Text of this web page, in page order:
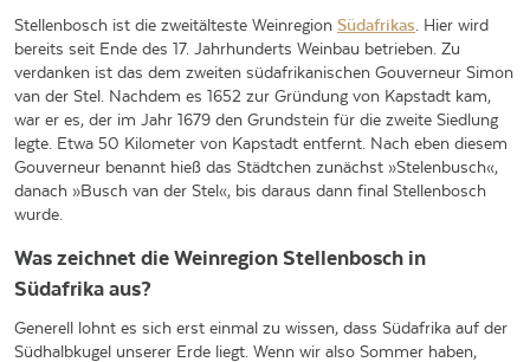
Stellenbosch ist die zweitälteste Weinregion Südafrikas . Hier wird
bereits seit Ende des 17. Jahrhunderts Weinbau betrieben. Zu
verdanken ist das dem zweiten südafrikanischen Gouverneur Simon
van der Stel. Nachdem es 1652 zur Gründung von Kapstadt kam,
war er es, der im Jahr 1679 den Grundstein für die zweite Siedlung
legte. Etwa 50 Kilometer von Kapstadt entfernt. Nach eben diesem
Gouverneur benannt hieß das Städtchen zunächst »Stelenbusch«,
danach »Busch van der Stel«, bis daraus dann final Stellenbosch
wurde.
Was zeichnet die Weinregion Stellenbosch in
Südafrika aus?
Generell lohnt es sich erst einmal zu wissen, dass Südafrika auf der
Südhalbkugel unserer Erde liegt. Wenn wir also Sommer haben,